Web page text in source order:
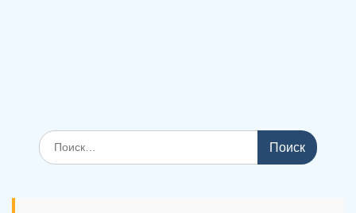
Поиск
по: